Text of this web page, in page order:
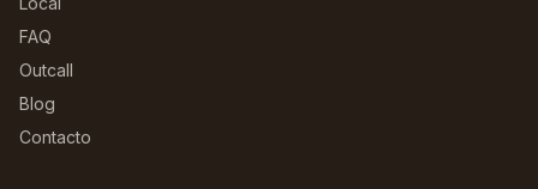
FAQ
Outcall
Blog
Contacto